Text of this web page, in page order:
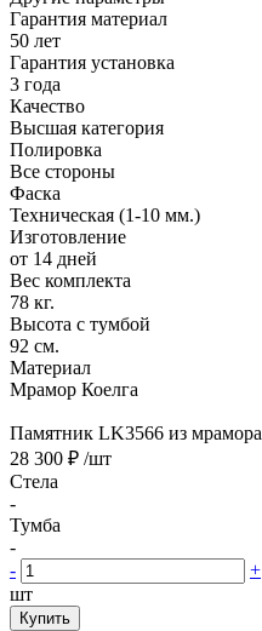
Гарантия материал
50 лет
Гарантия установка
3 года
Качество
Высшая категория
Полировка
Все стороны
Фаска
Техническая (1-10 мм.)
Изготовление
от 14 дней
Вес комплекта
78 кг.
Высота с тумбой
92 см.
Материал
Мрамор Коелга
Памятник LK3566 из мрамора
28 300 ₽ /шт
Стела
-
Тумба
-
-
+
шт
Купить